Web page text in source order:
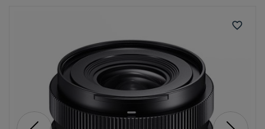
favorite_border